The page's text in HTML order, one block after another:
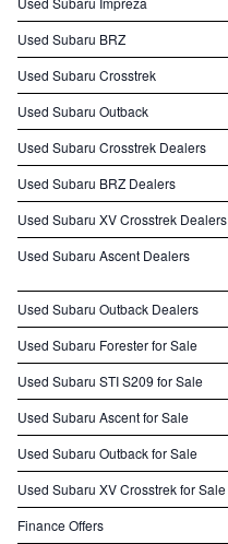
Used Subaru BRZ
Used Subaru Crosstrek
Used Subaru Outback
Used Subaru Crosstrek Dealers
Used Subaru BRZ Dealers
Used Subaru XV Crosstrek Dealers
Used Subaru Ascent Dealers
Used Subaru Outback Dealers
Used Subaru Forester for Sale
Used Subaru STI S209 for Sale
Used Subaru Ascent for Sale
Used Subaru Outback for Sale
Used Subaru XV Crosstrek for Sale
Finance Offers